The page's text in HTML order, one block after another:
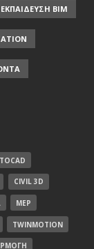
ΕΚΠΑΙΔΕΥΣΗ ΒΙΜ
CIVIL 3D
MEP
TWINMOTION